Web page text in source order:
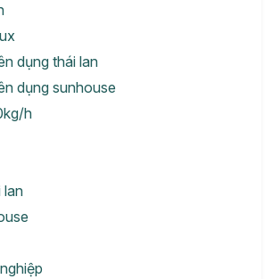
dụng thái lan
dụng sunhouse
h
lan